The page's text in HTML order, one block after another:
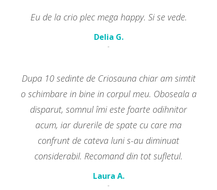
Eu de la crio plec mega happy. Si se vede.
Delia G.
-
Dupa 10 sedinte de Criosauna chiar am simtit
o schimbare in bine in corpul meu. Oboseala a
disparut, somnul îmi este foarte odihnitor
acum, iar durerile de spate cu care ma
confrunt de cateva luni s-au diminuat
considerabil. Recomand din tot sufletul.
Laura A.
-